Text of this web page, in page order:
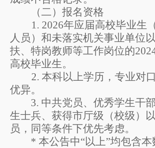
（二） 报名资格
1. 2026年应届高校毕业生
人员 ）和未落实机关事业单位
扶、特岗教师等工作岗位的
高校毕业生。
2. 本科以上学历 ， 专业对
优异。
3. 中共党员、优秀学生干
生士兵、获得市厅级（校级）
员，同等条件下优先考虑。
* 本公告中“以上”均包含本